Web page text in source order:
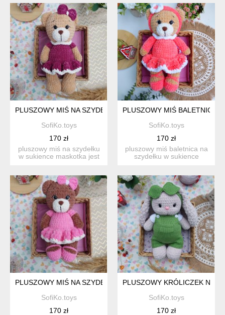
PLUSZOWY MIŚ NA SZYDEŁKU W SUKIENCE
SofiKo.toys
170 zł
pluszowy miś na szydełku
w sukience maskotka jest
PLUSZOWY MIŚ BALETNICA
SofiKo.toys
170 zł
pluszowy miś baletnica na
szydełku w sukience
PLUSZOWY MIŚ NA SZYDEŁKU W SUKIENCE
SofiKo.toys
170 zł
PLUSZOWY KRÓLICZEK NA
SofiKo.toys
170 zł